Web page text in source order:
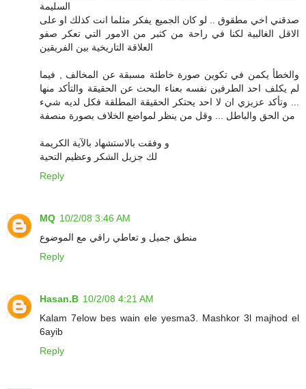
السليمة
صدقني اخي مطقوق .. لو كان الجميع يفكر مثلما انت كذلك او على
الاقل الغالبية لكنا في راحة من كثبر من الامور التي تعكر صفو
العلاقة التاريخية بين الفريقين
والخطأ يكمن في تكوين صورة خاطئة مسبقة عن المخالف , فيما
لم يكلف احد الطرفين نفسه بعناء البحث عن الحقيقة والتأكد منها
... وتأكد عزيزي ان لا احد يحتكر الحقيقة المطلقة فكل لديه شيء
من الحق والباطل ... وقل من ينظر لمواضع الخلاف بصورة منصفة
و وفقت بالاستشهاد بالآية الكريمة
لك جزيل الشكر وعظيم التحية
Reply
MQ 10/2/08 3:46 AM
منطق جميل و تعاطي راقي مع الموضوع
Reply
Hasan.B 10/2/08 4:21 AM
Kalam 7elow bes wain ele yesma3. Mashkor 3l majhod el
6ayib
Reply